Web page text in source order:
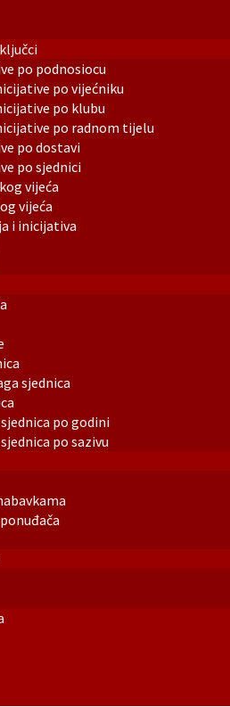
po podnosiocu
po vijećniku
po klubu
po radnom tijelu
po dostavi
po sjednici
vijeća
vijeća
i inicijativa
sjednica
po godini
po sazivu